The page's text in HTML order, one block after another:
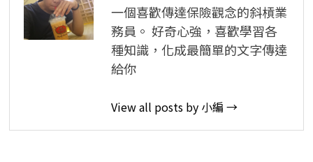
一個喜歡傳達保險觀念的斜槓業
務員。 好奇心強，喜歡學習各
種知識，化成最簡單的文字傳達
給你
View all posts by 小編 →